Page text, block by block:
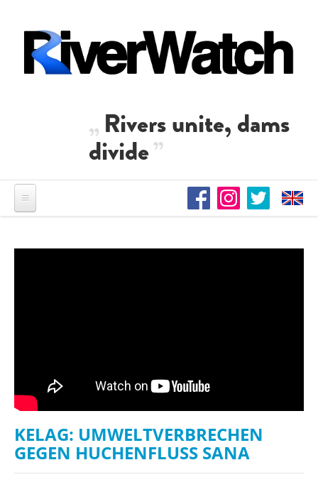
Rivers unite, dams
divide
KELAG: UMWELTVERBRECHEN
GEGEN HUCHENFLUSS SANA